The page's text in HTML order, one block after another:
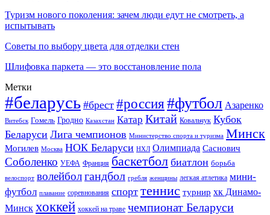
Туризм нового поколения: зачем люди едут не смотреть, а
испытывать
Советы по выбору цвета для отделки стен
Шлифовка паркета — это восстановление пола
Метки
#беларусь #брест #россия#футбол Азаренко
Витебск Гомель Гродно Казахстан Катар Китай Ковальчук Кубок
Беларуси Лига чемпионов Министерство спорта и туризма Минск
Могилев Москва НОК Беларуси НХЛ Олимпиада Саснович
Соболенко УЕФА Франция баскетбол биатлон борьба
велоспорт волейболгандбол гребля женщины легкая атлетика мини-
футбол плавание соревнования спорт теннис турнир хк Динамо-
Минск хоккей хоккей на траве чемпионат Беларуси